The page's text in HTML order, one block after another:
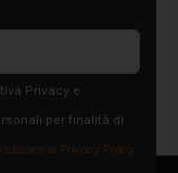
Privacy e
per finalità di
la Privacy Policy